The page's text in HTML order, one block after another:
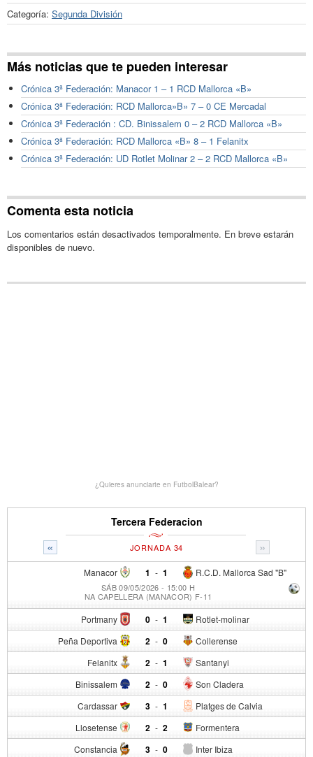
Categoría: Segunda División
Más noticias que te pueden interesar
Crónica 3ª Federación: Manacor 1 – 1 RCD Mallorca «B»
Crónica 3ª Federación: RCD Mallorca»B» 7 – 0 CE Mercadal
Crónica 3ª Federación : CD. Binissalem 0 – 2 RCD Mallorca «B»
Crónica 3ª Federación: RCD Mallorca «B» 8 – 1 Felanitx
Crónica 3ª Federación: UD Rotlet Molinar 2 – 2 RCD Mallorca «B»
Comenta esta noticia
Los comentarios están desactivados temporalmente. En breve estarán
disponibles de nuevo.
¿Quieres anunciarte en FutbolBalear?
Tercera Federacion
« »
JORNADA 34
Manacor 1 - R.C.D. Mallorca Sad "B"
1
SÁB 09/05/2026 - 15:00 H
NA CAPELLERA (MANACOR) F-11
Portmany 0 - Rotlet-molinar
1
Peña Deportiva 2 - Collerense
0
Felanitx 2 - Santanyi
1
Binissalem 2 - Son Cladera
0
Cardassar 3 - Platges de Calvia
1
Llosetense 2 - Formentera
2
Constancia 3 - Inter Ibiza
0